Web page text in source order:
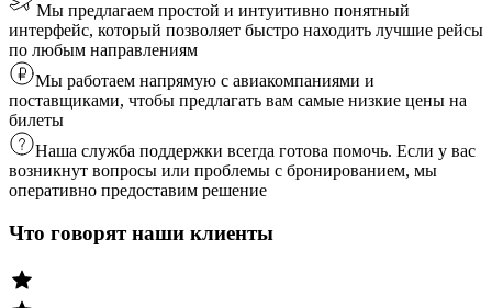
Мы предлагаем простой и интуитивно понятный
интерфейс, который позволяет быстро находить лучшие рейсы
по любым направлениям
Мы работаем напрямую с авиакомпаниями и
поставщиками, чтобы предлагать вам самые низкие цены на
билеты
Наша служба поддержки всегда готова помочь. Если у вас
возникнут вопросы или проблемы с бронированием, мы
оперативно предоставим решение
Что говорят наши клиенты